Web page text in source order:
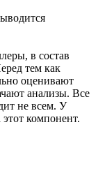
в состав
тем как
оценивают
анализы. Все
не всем. У
компонент.